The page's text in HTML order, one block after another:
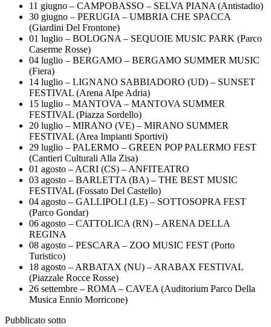
11 giugno – CAMPOBASSO – SELVA PIANA (Antistadio)
30 giugno – PERUGIA – UMBRIA CHE SPACCA
(Giardini Del Frontone)
01 luglio – BOLOGNA – SEQUOIE MUSIC PARK (Parco
Caserme Rosse)
04 luglio – BERGAMO – BERGAMO SUMMER MUSIC
(Fiera)
14 luglio – LIGNANO SABBIADORO (UD) – SUNSET
FESTIVAL (Arena Alpe Adria)
15 luglio – MANTOVA – MANTOVA SUMMER
FESTIVAL (Piazza Sordello)
20 luglio – MIRANO (VE) – MIRANO SUMMER
FESTIVAL (Area Impianti Sportivi)
29 luglio – PALERMO – GREEN POP PALERMO FEST
(Cantieri Culturali Alla Zisa)
01 agosto – ACRI (CS) – ANFITEATRO
03 agosto – BARLETTA (BA) – THE BEST MUSIC
FESTIVAL (Fossato Del Castello)
04 agosto – GALLIPOLI (LE) – SOTTOSOPRA FEST
(Parco Gondar)
06 agosto – CATTOLICA (RN) – ARENA DELLA
REGINA
08 agosto – PESCARA – ZOO MUSIC FEST (Porto
Turistico)
18 agosto – ARBATAX (NU) – ARABAX FESTIVAL
(Piazzale Rocce Rosse)
26 settembre – ROMA – CAVEA (Auditorium Parco Della
Musica Ennio Morricone)
Pubblicato sotto